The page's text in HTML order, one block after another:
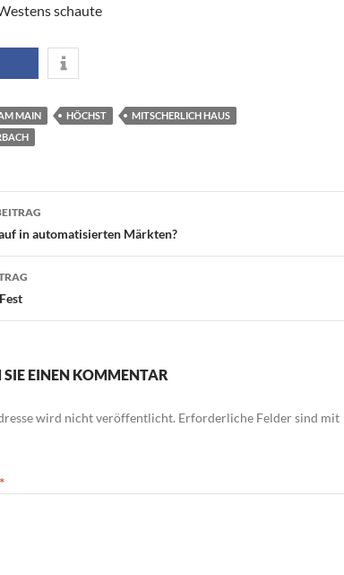
schaute
MAIN HÖCHST
MITSCHERLICH HAUS
in automatisierten Märkten?
SIE EINEN KOMMENTAR
wird nicht veröffentlicht. Erforderliche Felder sind mit
*